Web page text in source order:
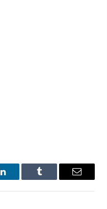
LinkedIn Tumblr Email